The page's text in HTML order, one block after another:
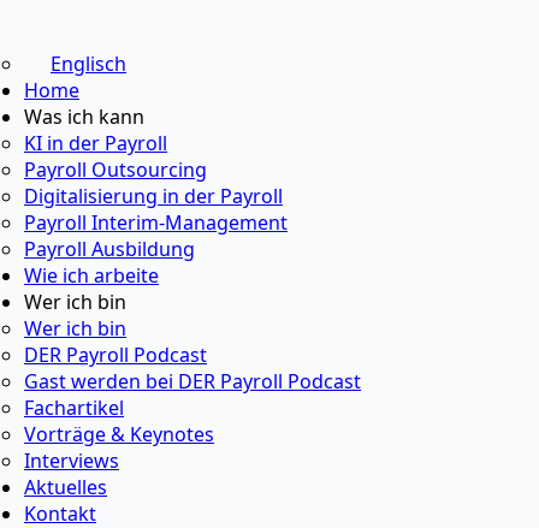
Englisch
Home
Was ich kann
KI in der Payroll
Payroll Outsourcing
Digitalisierung in der Payroll
Payroll Interim-Management
Payroll Ausbildung
Wie ich arbeite
Wer ich bin
Wer ich bin
DER Payroll Podcast
Gast werden bei DER Payroll Podcast
Fachartikel
Vorträge & Keynotes
Interviews
Aktuelles
Kontakt